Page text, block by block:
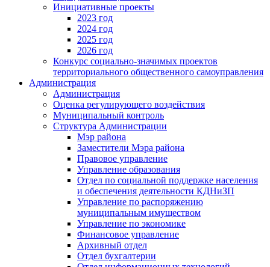
Инициативные проекты
2023 год
2024 год
2025 год
2026 год
Конкурс социально-значимых проектов
территориального общественного самоуправления
Администрация
Администрация
Оценка регулирующего воздействия
Муниципальный контроль
Структура Администрации
Мэр района
Заместители Мэра района
Правовое управление
Управление образования
Отдел по социальной поддержке населения
и обеспечения деятельности КДНиЗП
Управление по распоряжению
муниципальным имуществом
Управление по экономике
Финансовое управление
Архивный отдел
Отдел бухгалтерии